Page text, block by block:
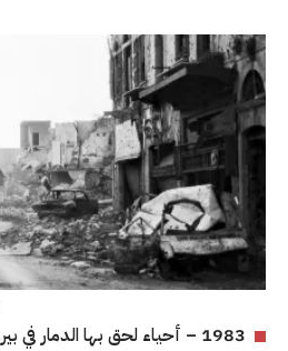
1983 – أحياء لحق بها الدمار في بيروت، لبنان.